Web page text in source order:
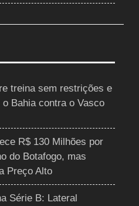
treina sem restrições e
Bahia contra o Vasco
R$ 130 Milhões por
do Botafogo, mas
Preço Alto
Série B: Lateral